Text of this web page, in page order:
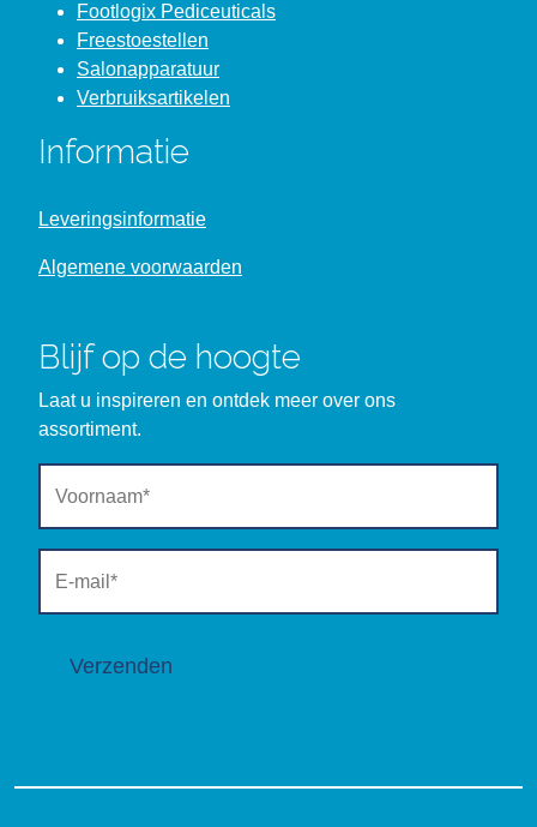
Footlogix Pediceuticals
Freestoestellen
Salonapparatuur
Verbruiksartikelen
Informatie
Leveringsinformatie
Algemene voorwaarden
Blijf op de hoogte
Laat u inspireren en ontdek meer over ons
assortiment.
Verzenden